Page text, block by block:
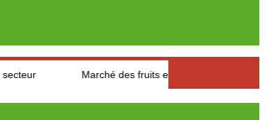
Marché des fruits est légumes : Les producteurs des